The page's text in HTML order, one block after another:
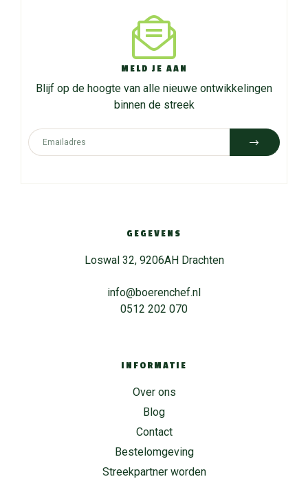
MELD JE AAN
Blijf op de hoogte van alle nieuwe ontwikkelingen
binnen de streek
GEGEVENS
Loswal 32, 9206AH Drachten
info@boerenchef.nl
0512 202 070
INFORMATIE
Over ons
Blog
Contact
Bestelomgeving
Streekpartner worden